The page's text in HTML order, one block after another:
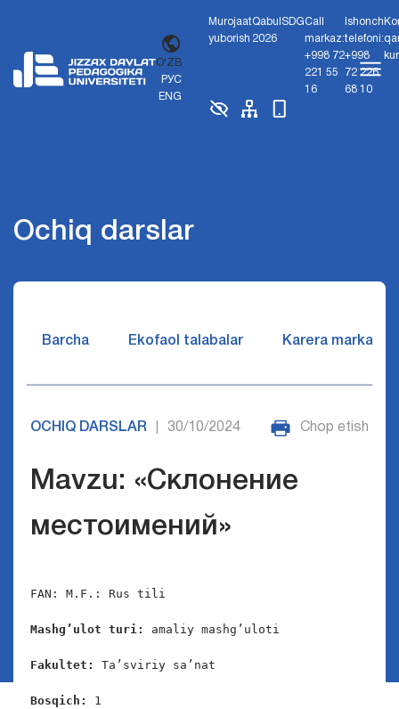
O'ZB
РУС
ENG
Murojaat
yuborish
Qabul
2026
SDGCall
markaz:
+998 72
221 55
16
Ishonch
telefoni:
+998
72 226
68 10
Ochiq darslar
Barcha Ekofaol talabalar Karera markazi
OCHIQ DARSLAR 30/10/2024 Chop etish
Mavzu: «Склонение
местоимений»
FAN: M.F.: Rus tili
Mashg’ulot turi: amaliy mashg’uloti
Fakultet: Ta’sviriy sa’nat
Bosqich: 1